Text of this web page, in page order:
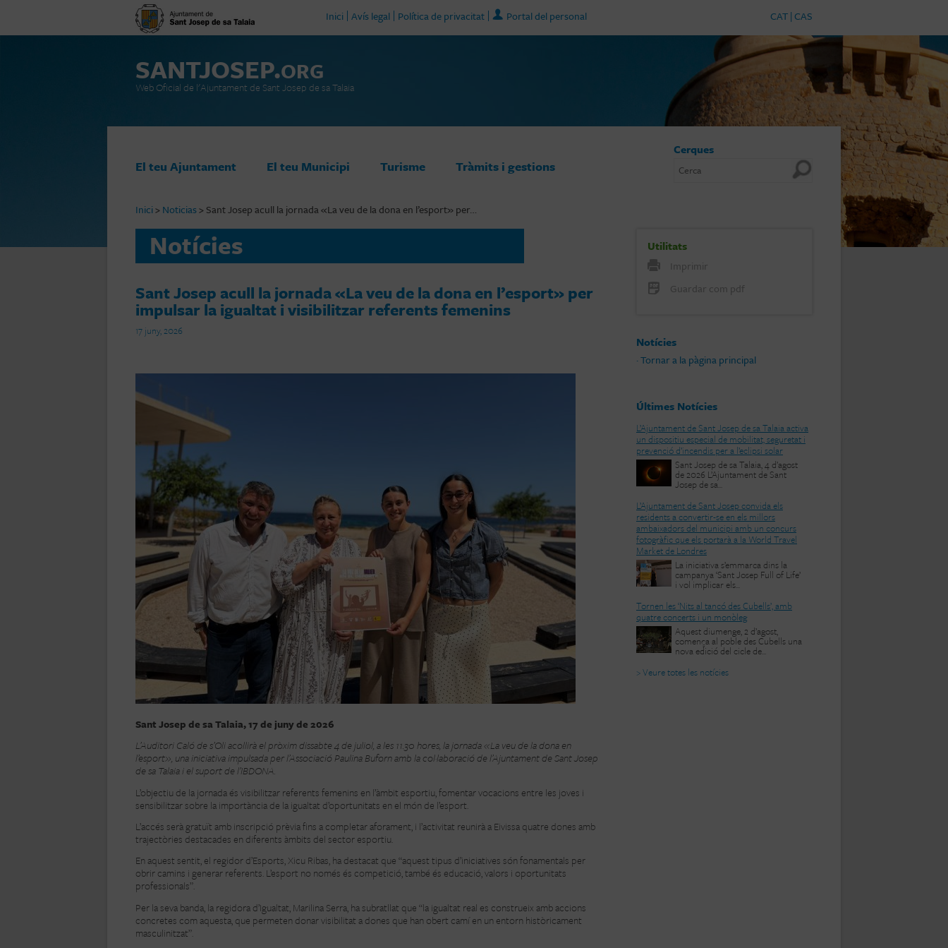
Inici Avís legal Política de privacitat Portal del personal CAT| CAS
SANTJOSEP.ORG
Web Oficial de l'Ajuntament de Sant Josep de sa Talaia
El teu Ajuntament El teu Municipi Turisme Tràmits i gestions
Cerques
Inici>Noticias>Sant Josep acull la jornada «La veu de la dona en l’esport» per…
Notícies
Sant Josep acull la jornada «La veu de la dona en l’esport» per
impulsar la igualtat i visibilitzar referents femenins
17 juny, 2026
Sant Josep de sa Talaia, 17 de juny de 2026
L’Auditori Caló de s’Oli acollirà el pròxim dissabte 4 de juliol, a les 11.30 hores, la jornada «La veu de la dona en
l’esport», una iniciativa impulsada per l’Associació Paulina Buforn amb la col·laboració de l’Ajuntament de Sant Josep
de sa Talaia i el suport de l’IBDONA.
L’objectiu de la jornada és visibilitzar referents femenins en l’àmbit esportiu, fomentar vocacions entre les joves i
sensibilitzar sobre la importància de la igualtat d’oportunitats en el món de l’esport.
L’accés serà gratuït amb inscripció prèvia fins a completar aforament, i l’activitat reunirà a Eivissa quatre dones amb
trajectòries destacades en diferents àmbits del sector esportiu.
En aquest sentit, el regidor d’Esports, Xicu Ribas, ha destacat que “aquest tipus d’iniciatives són fonamentals per
obrir camins i generar referents. L’esport no només és competició, també és educació, valors i oportunitats
professionals”.
Per la seva banda, la regidora d’Igualtat, Marilina Serra, ha subratllat que “la igualtat real es construeix amb accions
concretes com aquesta, que permeten donar visibilitat a dones que han obert camí en un entorn històricament
masculinitzat”.
Utilitats
Imprimir
Guardar com pdf
Notícies
· Tornar a la pàgina principal
Últimes Notícies
L’Ajuntament de Sant Josep de sa Talaia activa
un dispositiu especial de mobilitat, seguretat i
prevenció d’incendis per a l’eclipsi solar
Sant Josep de sa Talaia, 4 d’agost
de 2026 L’Ajuntament de Sant
Josep de sa...
L’Ajuntament de Sant Josep convida els
residents a convertir-se en els millors
ambaixadors del municipi amb un concurs
fotogràfic que els portarà a la World Travel
Market de Londres
La iniciativa s’emmarca dins la
campanya ‘Sant Josep Full of Life’
i vol implicar els...
Tornen les ‘Nits al tancó des Cubells’, amb
quatre concerts i un monòleg
Aquest diumenge, 2 d’agost,
comença al poble des Cubells una
nova edició del cicle de...
> Veure totes les notícies